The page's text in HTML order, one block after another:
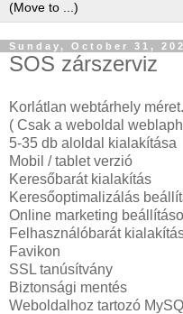
Sunday, October 31,
SOS zárszerviz
Korlátlan webtárhely méret.
( Csak a weboldal
5-35 db aloldal kialakítása
Mobil / tablet verzió
Keresőbarát kialakítás
Keresőoptimalizálás
Online marketing
Felhasználóbarát
Favikon
SSL tanúsítvány
Biztonsági mentés
Weboldalhoz tartozó